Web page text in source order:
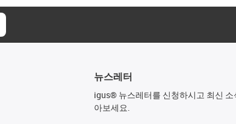
뉴스레터
igus® 뉴스레터를 신청하시고 최신 소
아보세요.